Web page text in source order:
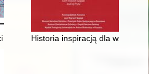
: politolog na emigracji wobec
Historia inspiracją dla